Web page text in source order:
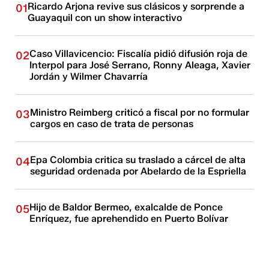
01Ricardo Arjona revive sus clásicos y sorprende a
Guayaquil con un show interactivo
02Caso Villavicencio: Fiscalía pidió difusión roja de
Interpol para José Serrano, Ronny Aleaga, Xavier
Jordán y Wilmer Chavarría
03Ministro Reimberg criticó a fiscal por no formular
cargos en caso de trata de personas
04Epa Colombia critica su traslado a cárcel de alta
seguridad ordenada por Abelardo de la Espriella
05Hijo de Baldor Bermeo, exalcalde de Ponce
Enríquez, fue aprehendido en Puerto Bolívar